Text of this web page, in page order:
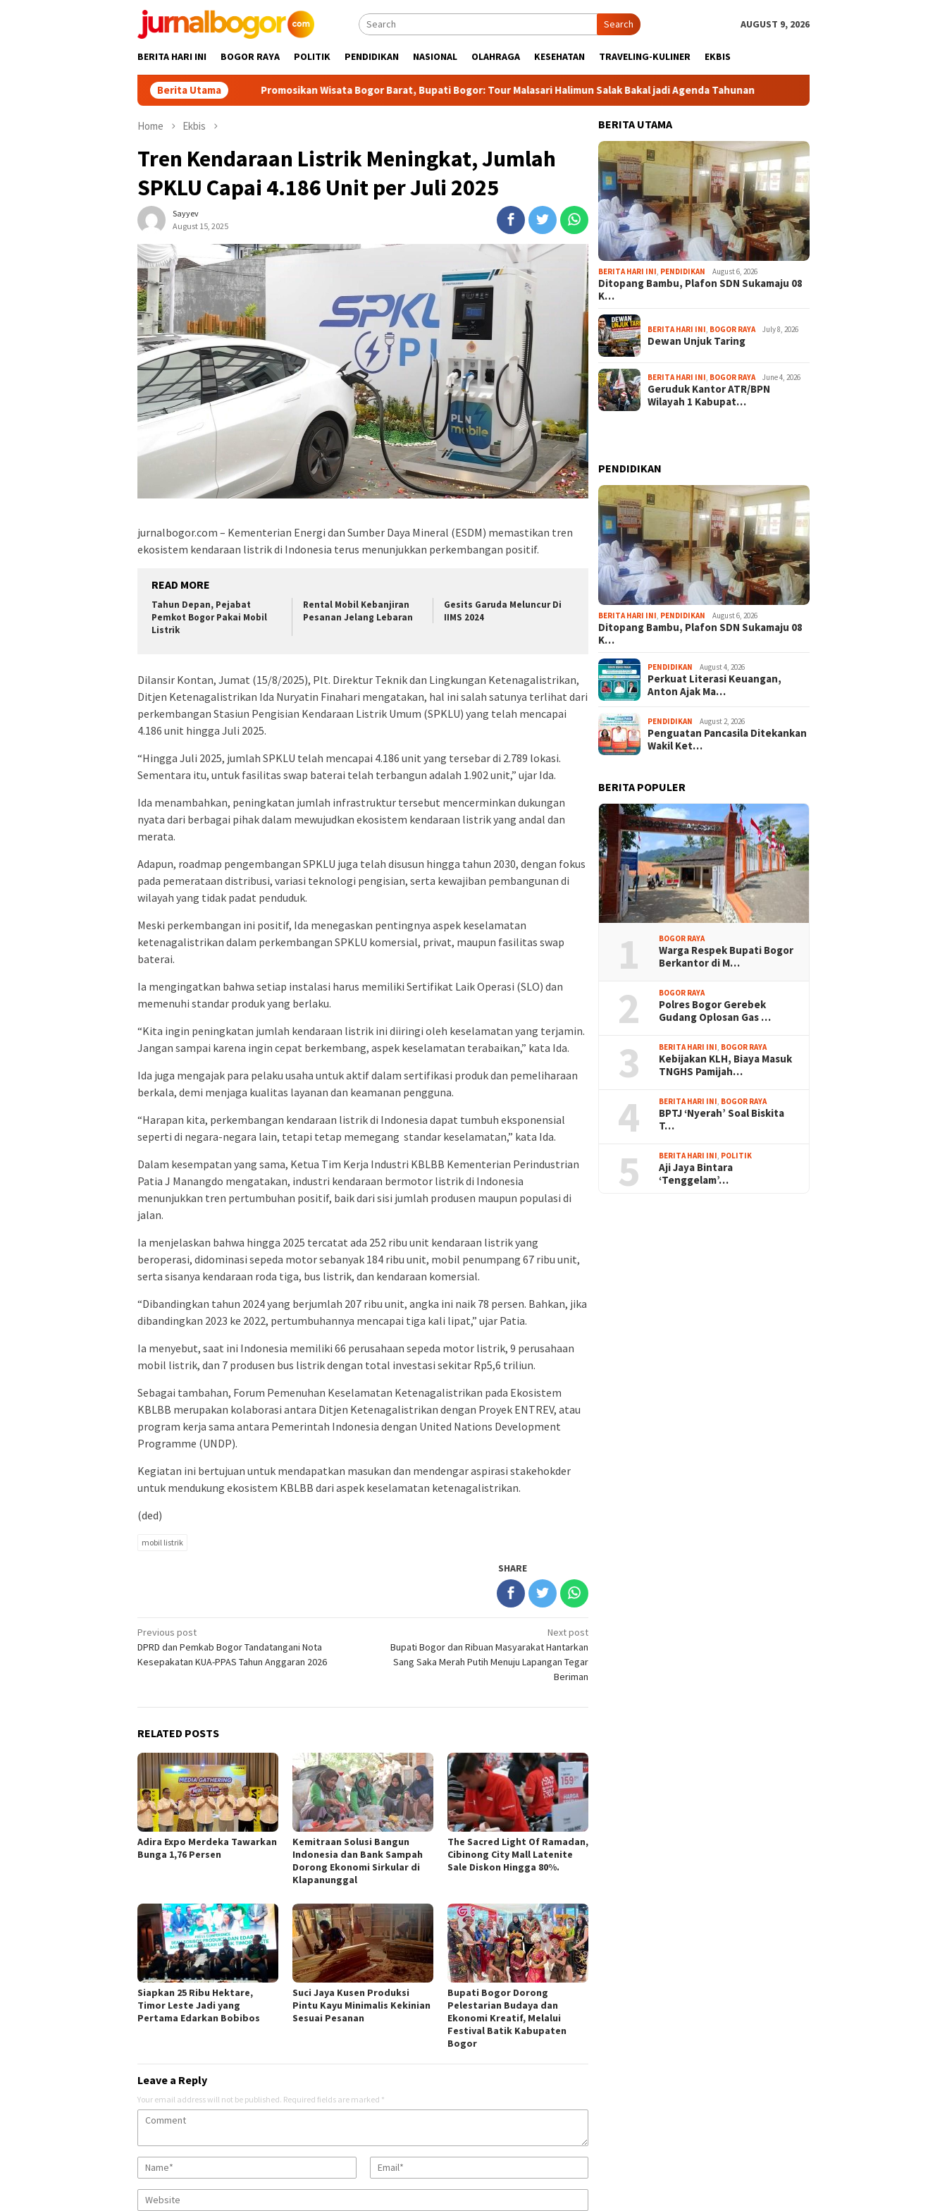
Search AUGUST 9, 2026
BERITA HARI INI BOGOR RAYA POLITIK PENDIDIKAN NASIONAL OLAHRAGA KESEHATAN TRAVELING-KULINER EKBIS
Berita Utama
Promosikan Wisata Bogor Barat, Bupati Bogor: Tour Malasari Halimun Salak Bakal jadi Agenda Tahunan Gabpeknas Dukung Ridwan Rusliadi Jadi Calon
Home Ekbis
Tren Kendaraan Listrik Meningkat, Jumlah
SPKLU Capai 4.186 Unit per Juli 2025
Sayyev
August 15, 2025
jurnalbogor.com – Kementerian Energi dan Sumber Daya Mineral (ESDM) memastikan tren
ekosistem kendaraan listrik di Indonesia terus menunjukkan perkembangan positif.
READ MORE
Tahun Depan, Pejabat
Pemkot Bogor Pakai Mobil
Listrik
Rental Mobil Kebanjiran
Pesanan Jelang Lebaran
Gesits Garuda Meluncur Di
IIMS 2024
Dilansir Kontan, Jumat (15/8/2025), Plt. Direktur Teknik dan Lingkungan Ketenagalistrikan,
Ditjen Ketenagalistrikan Ida Nuryatin Finahari mengatakan, hal ini salah satunya terlihat dari
perkembangan Stasiun Pengisian Kendaraan Listrik Umum (SPKLU) yang telah mencapai
4.186 unit hingga Juli 2025.
“Hingga Juli 2025, jumlah SPKLU telah mencapai 4.186 unit yang tersebar di 2.789 lokasi.
Sementara itu, untuk fasilitas swap baterai telah terbangun adalah 1.902 unit,” ujar Ida.
Ida menambahkan, peningkatan jumlah infrastruktur tersebut mencerminkan dukungan
nyata dari berbagai pihak dalam mewujudkan ekosistem kendaraan listrik yang andal dan
merata.
Adapun, roadmap pengembangan SPKLU juga telah disusun hingga tahun 2030, dengan fokus
pada pemerataan distribusi, variasi teknologi pengisian, serta kewajiban pembangunan di
wilayah yang tidak padat penduduk.
Meski perkembangan ini positif, Ida menegaskan pentingnya aspek keselamatan
ketenagalistrikan dalam perkembangan SPKLU komersial, privat, maupun fasilitas swap
baterai.
Ia mengingatkan bahwa setiap instalasi harus memiliki Sertifikat Laik Operasi (SLO) dan
memenuhi standar produk yang berlaku.
“Kita ingin peningkatan jumlah kendaraan listrik ini diiringi oleh keselamatan yang terjamin.
Jangan sampai karena ingin cepat berkembang, aspek keselamatan terabaikan,” kata Ida.
Ida juga mengajak para pelaku usaha untuk aktif dalam sertifikasi produk dan pemeliharaan
berkala, demi menjaga kualitas layanan dan keamanan pengguna.
“Harapan kita, perkembangan kendaraan listrik di Indonesia dapat tumbuh eksponensial
seperti di negara-negara lain, tetapi tetap memegang standar keselamatan,” kata Ida.
Dalam kesempatan yang sama, Ketua Tim Kerja Industri KBLBB Kementerian Perindustrian
Patia J Manangdo mengatakan, industri kendaraan bermotor listrik di Indonesia
menunjukkan tren pertumbuhan positif, baik dari sisi jumlah produsen maupun populasi di
jalan.
Ia menjelaskan bahwa hingga 2025 tercatat ada 252 ribu unit kendaraan listrik yang
beroperasi, didominasi sepeda motor sebanyak 184 ribu unit, mobil penumpang 67 ribu unit,
serta sisanya kendaraan roda tiga, bus listrik, dan kendaraan komersial.
“Dibandingkan tahun 2024 yang berjumlah 207 ribu unit, angka ini naik 78 persen. Bahkan, jika
dibandingkan 2023 ke 2022, pertumbuhannya mencapai tiga kali lipat,” ujar Patia.
Ia menyebut, saat ini Indonesia memiliki 66 perusahaan sepeda motor listrik, 9 perusahaan
mobil listrik, dan 7 produsen bus listrik dengan total investasi sekitar Rp5,6 triliun.
Sebagai tambahan, Forum Pemenuhan Keselamatan Ketenagalistrikan pada Ekosistem
KBLBB merupakan kolaborasi antara Ditjen Ketenagalistrikan dengan Proyek ENTREV, atau
program kerja sama antara Pemerintah Indonesia dengan United Nations Development
Programme (UNDP).
Kegiatan ini bertujuan untuk mendapatkan masukan dan mendengar aspirasi stakehokder
untuk mendukung ekosistem KBLBB dari aspek keselamatan ketenagalistrikan.
(ded)
mobil listrik
SHARE
Post
navigation
Previous post
DPRD dan Pemkab Bogor Tandatangani Nota
Kesepakatan KUA-PPAS Tahun Anggaran 2026
Next post
Bupati Bogor dan Ribuan Masyarakat Hantarkan
Sang Saka Merah Putih Menuju Lapangan Tegar
Beriman
RELATED POSTS
Adira Expo Merdeka Tawarkan
Bunga 1,76 Persen
Kemitraan Solusi Bangun
Indonesia dan Bank Sampah
Dorong Ekonomi Sirkular di
Klapanunggal
The Sacred Light Of Ramadan,
Cibinong City Mall Latenite
Sale Diskon Hingga 80%.
Siapkan 25 Ribu Hektare,
Timor Leste Jadi yang
Pertama Edarkan Bobibos
Suci Jaya Kusen Produksi
Pintu Kayu Minimalis Kekinian
Sesuai Pesanan
Bupati Bogor Dorong
Pelestarian Budaya dan
Ekonomi Kreatif, Melalui
Festival Batik Kabupaten
Bogor
Leave a Reply
Your email address will not be published. Required fields are marked *
BERITA UTAMA
BERITA HARI INI PENDIDIKAN August 6, 2026
Ditopang Bambu, Plafon SDN Sukamaju 08
K…
BERITA HARI INI BOGOR RAYA July 8, 2026
Dewan Unjuk Taring
BERITA HARI INI BOGOR RAYA June 4, 2026
Geruduk Kantor ATR/BPN
Wilayah 1 Kabupat…
PENDIDIKAN
BERITA HARI INI PENDIDIKAN August 6, 2026
Ditopang Bambu, Plafon SDN Sukamaju 08
K…
PENDIDIKAN August 4, 2026
Perkuat Literasi Keuangan,
Anton Ajak Ma…
PENDIDIKAN August 2, 2026
Penguatan Pancasila Ditekankan
Wakil Ket…
BERITA POPULER
1 BOGOR RAYA
Warga Respek Bupati Bogor
Berkantor di M…
2 BOGOR RAYA
Polres Bogor Gerebek
Gudang Oplosan Gas …
3 BERITA HARI INI, BOGOR RAYA
Kebijakan KLH, Biaya Masuk
TNGHS Pamijah…
4 BERITA HARI INI, BOGOR RAYA
BPTJ ‘Nyerah’ Soal Biskita
T…
5 BERITA HARI INI, POLITIK
Aji Jaya Bintara
‘Tenggelam’…